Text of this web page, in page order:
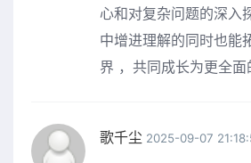
心和对复杂问题的深入
中增进理解的同时也能
界 ，共同成长为更全面
歌千尘 2025-09-07